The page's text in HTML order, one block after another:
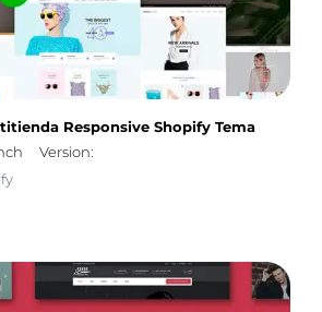
Responsive Shopify Tema
Version: